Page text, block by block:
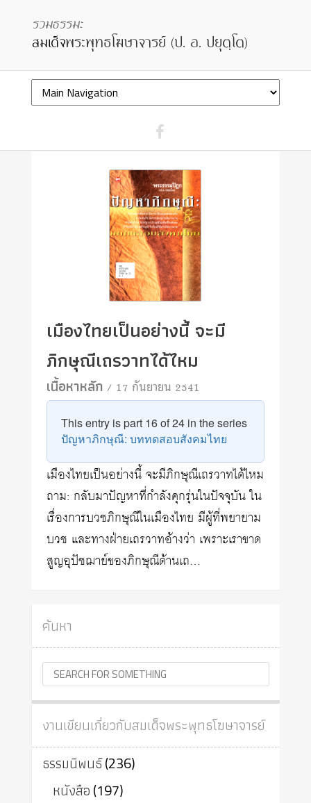
เมืองไทยเป็นอย่างนี้ จะมี
ภิกษุณีเถรวาทได้ไหม
เนื้อหาหลัก/ 17 กันยายน 2541
This entry is part 16 of 24 in the series
ปัญหาภิกษุณี: บททดสอบสังคมไทย
เมืองไทยเป็นอย่างนี้ จะมีภิกษุณีเถรวาทได้ไหม
ถาม: กลับมาปัญหาที่กำลังคุกรุ่นในปัจจุบัน ใน
เรื่องการบวชภิกษุณีในเมืองไทย มีผู้ที่พยายาม
บวช และทางฝ่ายเถรวาทอ้างว่า เพราะเราขาด
สูญอุปัชฌาย์ของภิกษุณีด้านเถ…
ค้นหา
งานเขียนเกี่ยวกับสมเด็จพระพุทธโฆษาจารย์
ธรรมนิพนธ์(236)
หนังสือ(197)